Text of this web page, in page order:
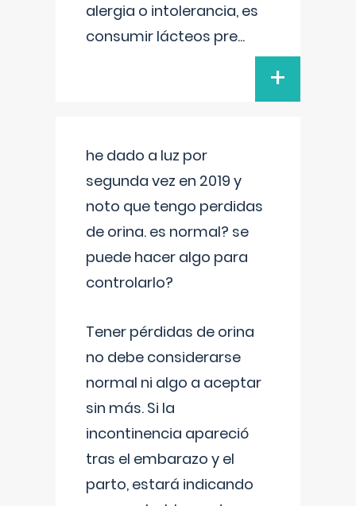
alergia o intolerancia, es
consumir lácteos pre...
+
he dado a luz por
segunda vez en 2019 y
noto que tengo perdidas
de orina. es normal? se
puede hacer algo para
controlarlo?
Tener pérdidas de orina
no debe considerarse
normal ni algo a aceptar
sin más. Si la
incontinencia apareció
tras el embarazo y el
parto, estará indicando